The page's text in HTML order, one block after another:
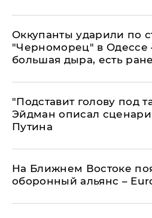
Оккупанты ударили по
"Черноморец" в Одессе
большая дыра, есть
​"Подставит голову под
Эйдман описал
Путина
На Ближнем Востоке
оборонный альянс –